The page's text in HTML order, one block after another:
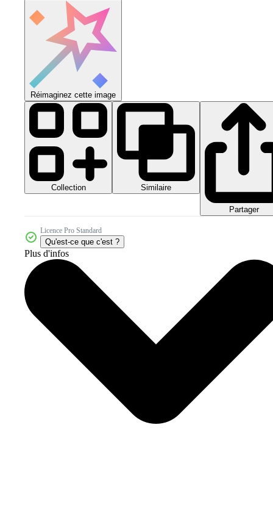
Réimaginez cette image
Collection Similaire
Partager
Licence Pro Standard
Qu'est-ce que c'est ?
Plus d'infos